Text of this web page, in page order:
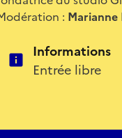
: Marianne
Informations
Entrée libre